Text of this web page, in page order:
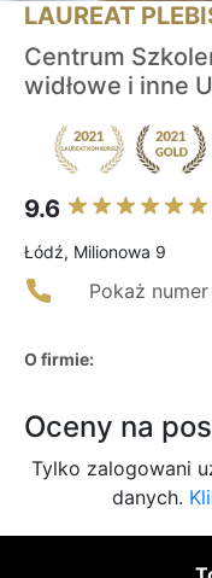
LAUREAT
Centrum
widłowe i inne
9.6
Łódź, Milionowa 9
Pokaż
O firmie:
Oceny na
Tylko zalogowani
danych.